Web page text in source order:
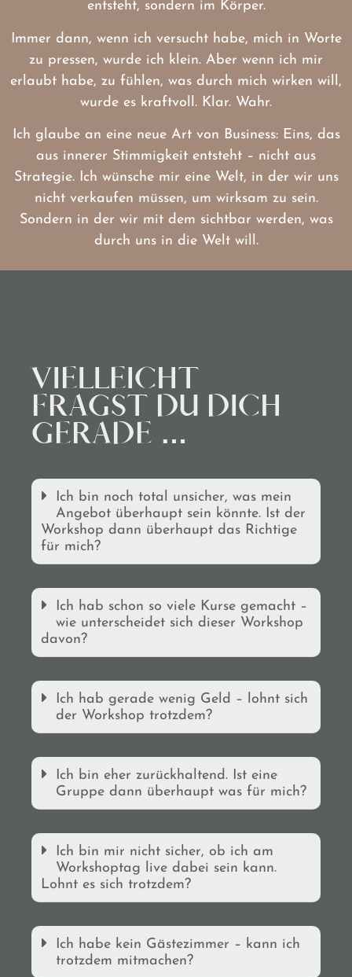
entsteht, sondern im Körper.
Immer dann, wenn ich versucht habe, mich in Worte
zu pressen, wurde ich klein. Aber wenn ich mir
erlaubt habe, zu fühlen, was durch mich wirken will,
wurde es kraftvoll. Klar. Wahr.
Ich glaube an eine neue Art von Business: Eins, das
aus innerer Stimmigkeit entsteht – nicht aus
Strategie. Ich wünsche mir eine Welt, in der wir uns
nicht verkaufen müssen, um wirksam zu sein.
Sondern in der wir mit dem sichtbar werden, was
durch uns in die Welt will.
VIELLEICHT
FRAGST DU DICH
GERADE …
Ich bin noch total unsicher, was mein
Angebot überhaupt sein könnte. Ist der
Workshop dann überhaupt das Richtige
für mich?
Ich hab schon so viele Kurse gemacht –
wie unterscheidet sich dieser Workshop
davon?
Ich hab gerade wenig Geld – lohnt sich
der Workshop trotzdem?
Ich bin eher zurückhaltend. Ist eine
Gruppe dann überhaupt was für mich?
Ich bin mir nicht sicher, ob ich am
Workshoptag live dabei sein kann.
Lohnt es sich trotzdem?
Ich habe kein Gästezimmer – kann ich
trotzdem mitmachen?